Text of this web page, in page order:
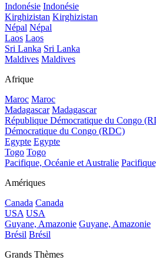
Indonésie Indonésie
Kirghizistan Kirghizistan
Népal Népal
Laos Laos
Sri Lanka Sri Lanka
Maldives Maldives
Afrique
Maroc Maroc
Madagascar Madagascar
République Démocratique du Congo
Démocratique du Congo (RDC)
Egypte Egypte
Togo Togo
Pacifique, Océanie et Australie
Amériques
Canada Canada
USA USA
Guyane, Amazonie Guyane, Amazonie
Brésil Brésil
Grands Thèmes